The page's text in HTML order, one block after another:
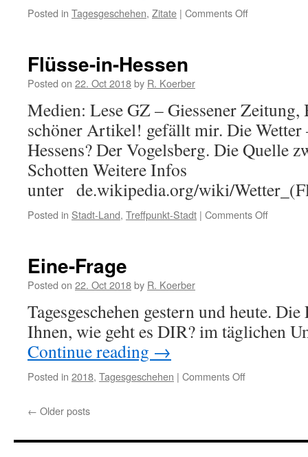
Posted in Tagesgeschehen, Zitate | Comments Off
Flüsse-in-Hessen
Posted on 22. Oct 2018by R. Koerber
Medien: Lese GZ – Giessener
schöner Artikel! gefällt mir. Die Wetter
Hessens? Der Vogelsberg. Die Quelle
Schotten Weitere Infos
unter de.wikipedia.org/wiki/
Posted in Stadt-Land, Treffpunkt-Stadt | Comments Off
Eine-Frage
Posted on 22. Oct 2018by R. Koerber
Tagesgeschehen gestern und heute.
Ihnen, wie geht es DIR? im täglichen
Continue reading →
Posted in 2018, Tagesgeschehen | Comments Off
← Older posts